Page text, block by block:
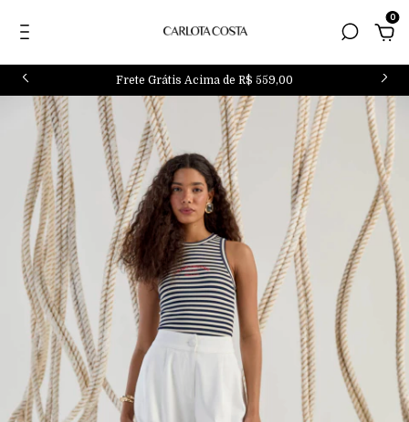
0
Frete Grátis Acima de R$ 559,00